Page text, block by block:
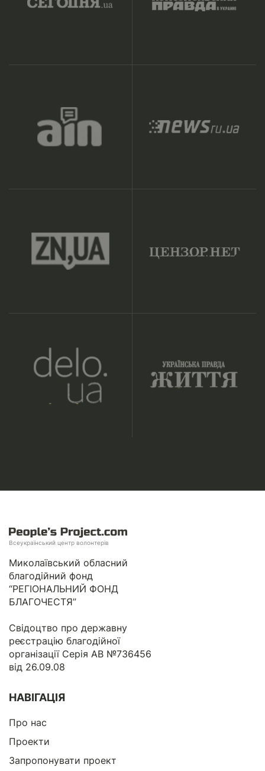
Всеукраїнський центр волонтерів
Миколаївський обласний
благодійний фонд
“РЕГІОНАЛЬНИЙ ФОНД
БЛАГОЧЕСТЯ”
Свідоцтво про державну
реєстрацію благодійної
організації Серія АВ №736456
від 26.09.08
НАВІГАЦІЯ
Про нас
Проекти
Запропонувати проект